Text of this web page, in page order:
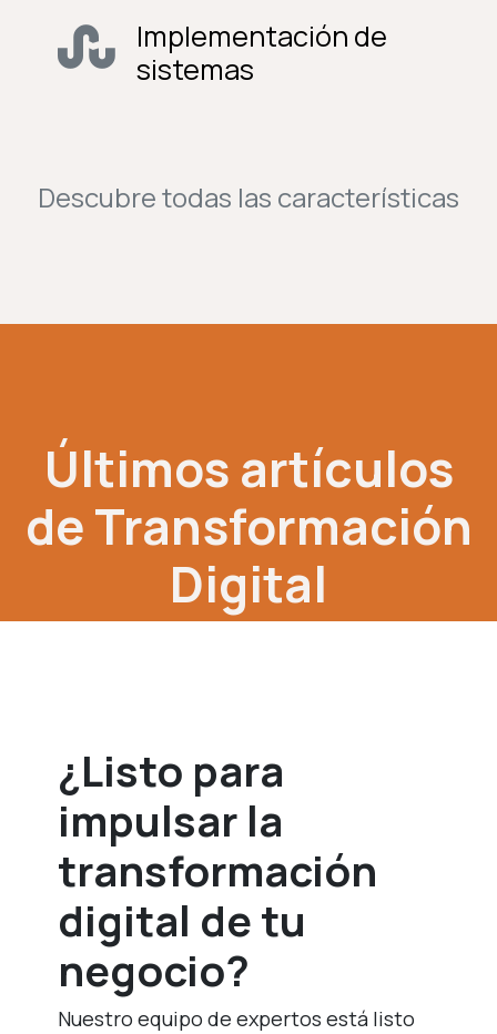
Implementación de
sistemas
Descubre todas las características
Últimos artículos
de Transformación
Digital
¿Listo para
impulsar la
transformación
digital de tu
negocio?
Nuestro equipo de expertos está listo